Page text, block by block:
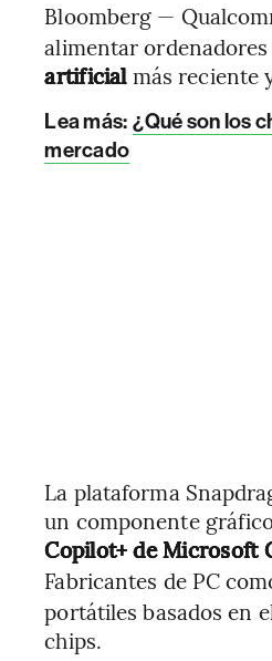
Bloomberg —
alimentar
artificialmás reciente
Lea más: ¿Qué son los
mercado
La plataforma
un componente
Copilot+ de Microsoft
Fabricantes de PC
portátiles basados en
chips.